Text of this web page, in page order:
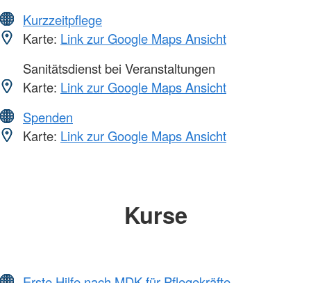
Kurzzeitpflege
Karte: Link zur Google Maps Ansicht
Sanitätsdienst bei Veranstaltungen
Karte: Link zur Google Maps Ansicht
Spenden
Karte: Link zur Google Maps Ansicht
Kurse